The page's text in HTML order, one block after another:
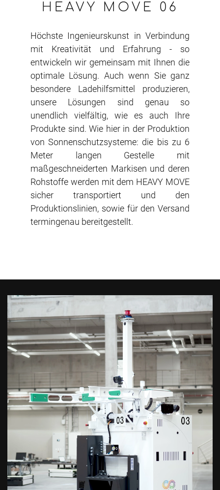
HEAVY MOVE 06
Höchste Ingenieurskunst in Verbindung
mit Kreativität und Erfahrung - so
entwickeln wir gemeinsam mit Ihnen die
optimale Lösung. Auch wenn Sie ganz
besondere Ladehilfsmittel produzieren,
unsere Lösungen sind genau so
unendlich vielfältig, wie es auch Ihre
Produkte sind. Wie hier in der Produktion
von Sonnenschutzsysteme: die bis zu 6
Meter langen Gestelle mit
maßgeschneiderten Markisen und deren
Rohstoffe werden mit dem HEAVY MOVE
sicher transportiert und den
Produktionslinien, sowie für den Versand
termingenau bereitgestellt.